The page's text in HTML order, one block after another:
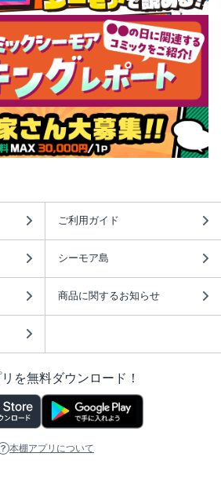
ご利用ガイド
シーモア島
商品に関するお知らせ
を無料ダウンロード！
本棚アプリについて